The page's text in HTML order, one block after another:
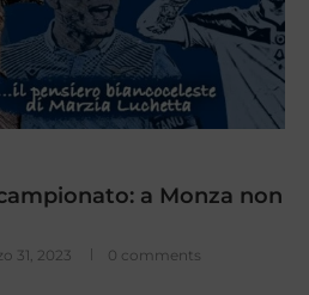
a Monza non
31, 2023 0 comments